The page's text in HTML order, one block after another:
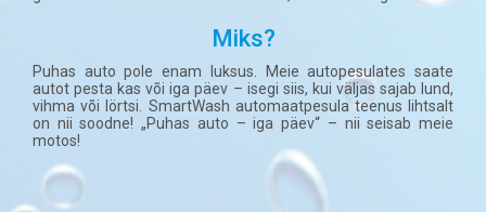
Miks?
Puhas auto pole enam luksus. Meie autopesulates saate
autot pesta kas või iga päev – isegi siis, kui väljas sajab lund,
vihma või lörtsi. SmartWash automaatpesula teenus lihtsalt
on nii soodne! „Puhas auto – iga päev“ – nii seisab meie
motos!